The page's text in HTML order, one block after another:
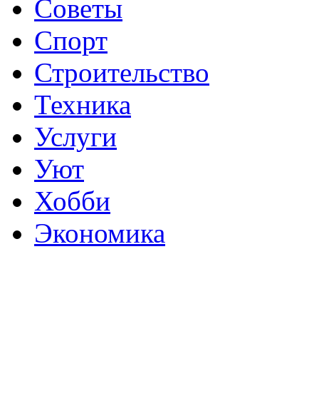
Советы
Спорт
Строительство
Техника
Услуги
Уют
Хобби
Экономика